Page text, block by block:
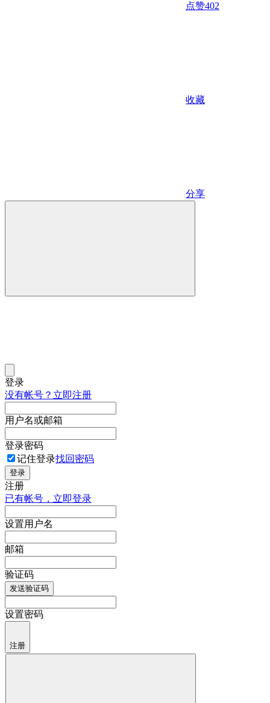
点赞402
收藏
分享
登录
没有帐号？立即注册
用户名或邮箱
登录密码
记住登录找回密码
登录
注册
已有帐号，立即登录
设置用户名
邮箱
验证码
发送验证码
设置密码
注册